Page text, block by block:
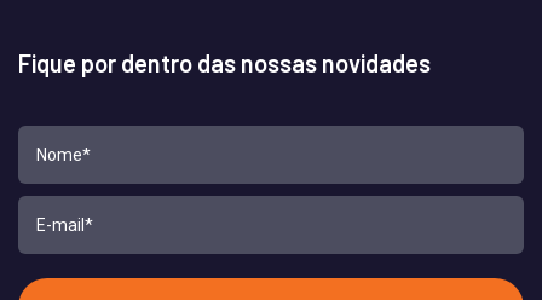
Fique por dentro das nossas novidades